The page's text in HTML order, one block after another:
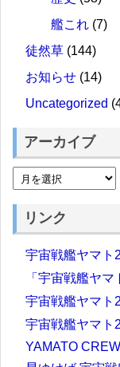
艦これ (7)
徒然草 (144)
お知らせ (14)
Uncategorized
アーカイブ
リンク
宇宙戦艦ヤマ
「宇宙戦艦ヤ
宇宙戦艦ヤマ
宇宙戦艦ヤマト
YAMATO CREW